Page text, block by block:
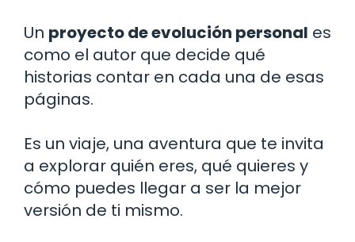
Un proyecto de evolución personal es
como el autor que decide qué
historias contar en cada una de esas
páginas.
Es un viaje, una aventura que te invita
a explorar quién eres, qué quieres y
cómo puedes llegar a ser la mejor
versión de ti mismo.